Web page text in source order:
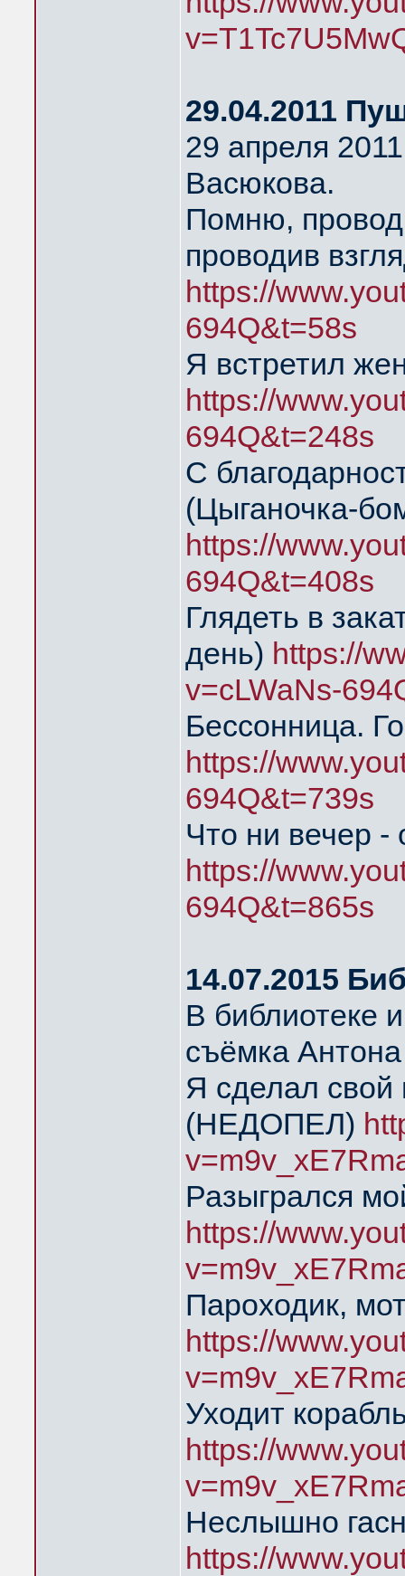
29.04.2011
29 апреля
Васюкова.
Помню,
проводив
https://
694Q&t=58s
Я встретил
https://
694Q&t=248s
С
(Цыганочка-
https://
694Q&t=408s
Глядеть в
день) https://
v=cLWaNs-
Бессонница.
https://
694Q&t=739s
Что ни вечер -
https://
694Q&t=865s
14.07.2015
В библиотеке
съёмка
Я сделал
(НЕДОПЕЛ)
Разыгрался
https://
Пароходик,
https://
Уходит
https://
Неслышно
https://